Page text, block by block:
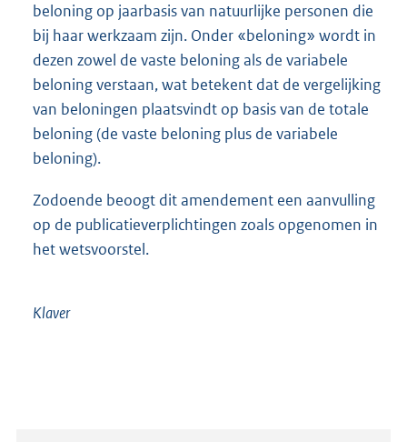
beloning op jaarbasis van natuurlijke personen die
bij haar werkzaam zijn. Onder «beloning» wordt in
dezen zowel de vaste beloning als de variabele
beloning verstaan, wat betekent dat de vergelijking
van beloningen plaatsvindt op basis van de totale
beloning (de vaste beloning plus de variabele
beloning).
Zodoende beoogt dit amendement een aanvulling
op de publicatieverplichtingen zoals opgenomen in
het wetsvoorstel.
Klaver